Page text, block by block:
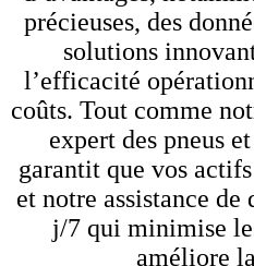
précieuses, des
solutions
l’efficacité
coûts. Tout comme
expert des pneus
garantit que vos
et notre assistance de
j/7 qui minimise
améliore